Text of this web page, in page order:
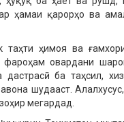
ҳамаи қарорҳо ва
таҳти ҳимоя ва
фароҳам овардани
дастрасӣ ба таҳсил,
шудааст.
мегардад.